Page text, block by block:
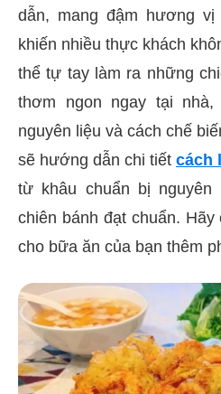
dẫn, mang đậm hương
khiến nhiều thực khách
thể tự tay làm ra những
thơm ngon ngay tại
nguyên liệu và cách chế
sẽ hướng dẫn chi tiết cách
từ khâu chuẩn bị
chiên bánh đạt chuẩn.
cho bữa ăn của bạn thêm